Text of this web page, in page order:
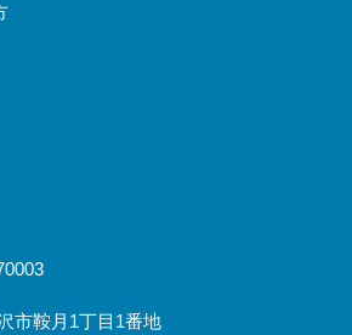
市鞍月1丁目1番地